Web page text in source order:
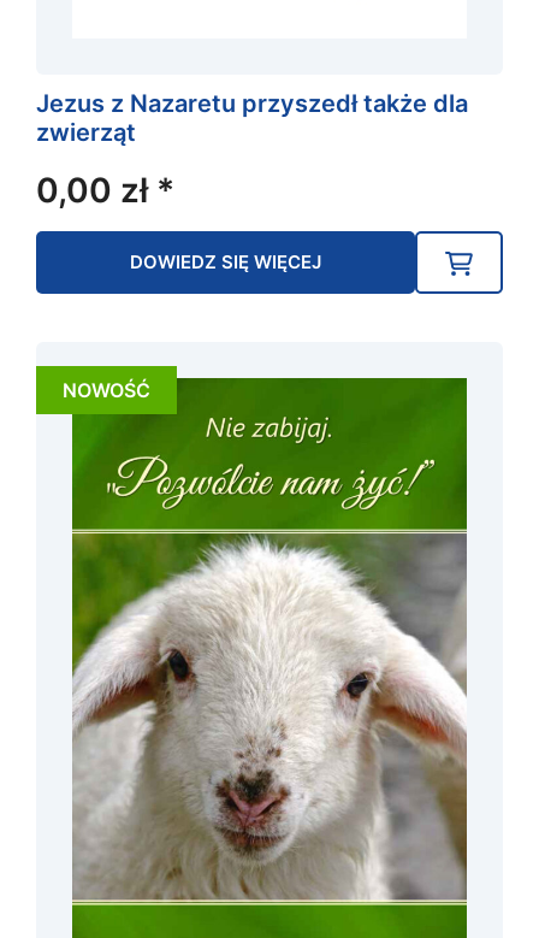
Jezus z Nazaretu przyszedł także dla
zwierząt
0,00 zł *
DOWIEDZ SIĘ WIĘCEJ
NOWOŚĆ